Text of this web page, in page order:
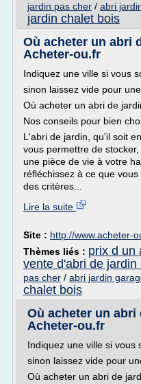
jardin pas cher / abri
jardin chalet bois
Où acheter un abri
Acheter-ou.fr
Indiquez une ville si vous
sinon laissez vide pour
Où acheter un abri de
Nos conseils pour bien
L'abri de jardin, qu'il soit
vous permettre de
une pièce de vie à votre
réfléchissez à ce que
des critères...
Lire la suite
Site : http://www.acheter-
Thèmes liés : prix d un
vente d'abri de jardin
pas cher / abri jardin
chalet bois
Où acheter un abri
Acheter-ou.fr
Indiquez une ville si vous
sinon laissez vide pour
Où acheter un abri de